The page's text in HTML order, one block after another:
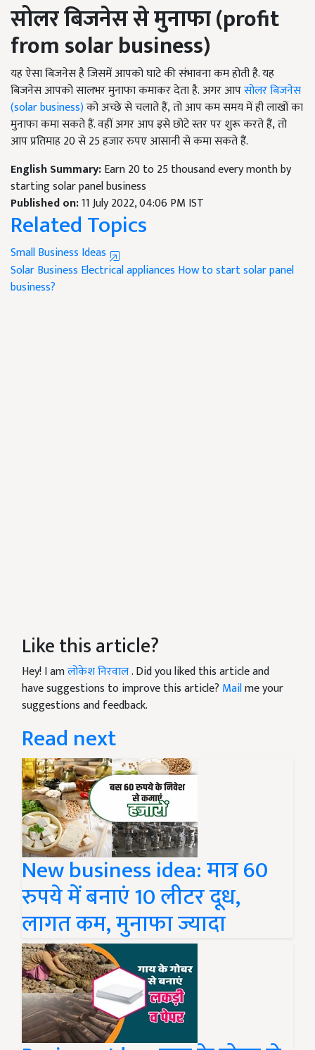
सोलर बिजनेस से मुनाफा(profit
from solar business)
यह ऐसा बिजनेस है जिसमें आपको घाटे की संभावना कम होती है. यह
बिजनेस आपको सालभर मुनाफा कमाकर देता है. अगर आपसोलर बिजनेस
(solar business)को अच्छे से चलाते हैं, तो आप कम समय में ही लाखों का
मुनाफा कमा सकते हैं. वहीं अगर आप इसे छोटे स्तर पर शुरू करते हैं, तो
आप प्रतिमाह 20 से 25 हजार रुपए आसानी से कमा सकते हैं.
English Summary:Earn 20 to 25 thousand every month by
starting solar panel business
Published on:11 July 2022, 04:06 PM IST
Related Topics
Small Business Ideas
Solar Business Electrical appliances How to start solar panel
business?
Like this article?
Hey! I amलोकेश निरवाल. Did you liked this article and
have suggestions to improve this article? Mailme your
suggestions and feedback.
Read next
New business idea: मात्र 60
रुपये में बनाएं 10 लीटर दूध,
लागत कम, मुनाफा ज्यादा